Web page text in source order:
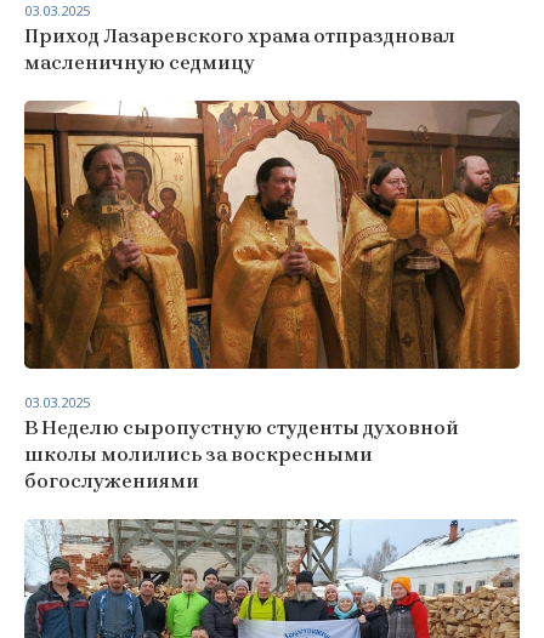
Приход Лазаревского храма отпраздновал
масленичную седмицу
03.03.2025
В Неделю сыропустную студенты духовной
школы молились за воскресными
богослужениями
03.03.2025